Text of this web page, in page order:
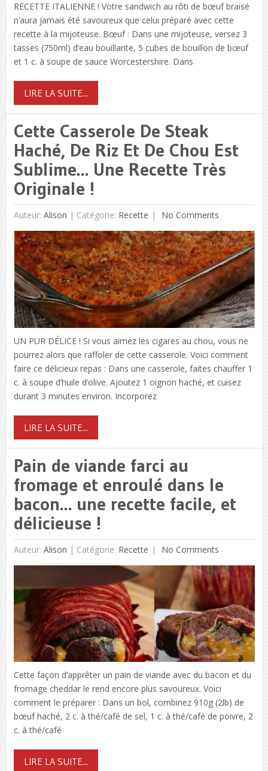
RECETTE ITALIENNE ! Votre sandwich au rôti de bœuf braisé
n’aura jamais été savoureux que celui préparé avec cette
recette à la mijoteuse. Bœuf : Dans une mijoteuse, versez 3
tasses (750ml) d’eau bouillante, 5 cubes de bouillon de bœuf
et 1 c. à soupe de sauce Worcestershire. Dans
LIRE LA SUITE...
Cette Casserole De Steak
Haché, De Riz Et De Chou Est
Sublime… Une Recette Très
Originale !
Auteur: Alison | Catégorie: Recette No Comments
UN PUR DÉLICE ! Si vous aimez les cigares au chou, vous ne
pourrez alors que raffoler de cette casserole. Voici comment
faire ce délicieux repas : Dans une casserole, faites chauffer 1
c. à soupe d’huile d’olive. Ajoutez 1 oignon haché, et cuisez
durant 3 minutes environ. Incorporez
LIRE LA SUITE...
Pain de viande farci au
fromage et enroulé dans le
bacon… une recette facile, et
délicieuse !
Auteur: Alison | Catégorie: Recette No Comments
Cette façon d’apprêter un pain de viande avec du bacon et du
fromage cheddar le rend encore plus savoureux. Voici
comment le préparer : Dans un bol, combinez 910g (2lb) de
bœuf haché, 2 c. à thé/café de sel, 1 c. à thé/café de poivre, 2
c. à thé/café
LIRE LA SUITE...